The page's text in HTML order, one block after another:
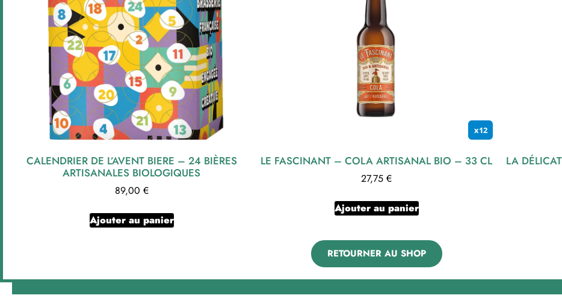
CALENDRIER DE L’AVENT BIERE – 24 BIÈRES
ARTISANALES BIOLOGIQUES
89,00 €
Ajouter au panier
x12
LE FASCINANT – COLA ARTISANAL BIO – 33 CL
27,75 €
Ajouter au panier
LA
RETOURNER AU SHOP